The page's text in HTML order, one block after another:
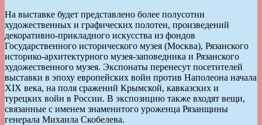
На выставке будет представлено более полусотни
художественных и графических полотен, произведений
декоративно-прикладного искусства из фондов
Государственного исторического музея (Москва), Рязанского
историко-архитектурного музея-заповедника и Рязанского
художественного музея. Экспонаты перенесут посетителей
выставки в эпоху европейских войн против Наполеона начала
XIX века, на поля сражений Крымской, кавказских и
турецких войн в России. В экспозицию также входят вещи,
связанные с именем знаменитого уроженца Рязанщины
генерала Михаила Скобелева.